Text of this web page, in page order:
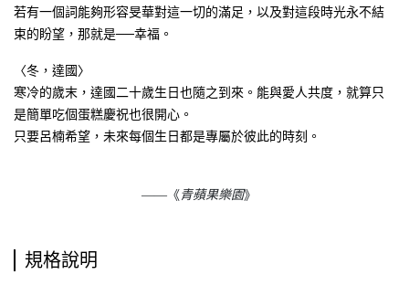
若有一個詞能夠形容旻華對這一切的滿足，以及對這段時光永不結
束的盼望，那就是──幸福。
〈冬，達國〉
寒冷的歲末，達國二十歲生日也隨之到來。能與愛人共度，就算只
是簡單吃個蛋糕慶祝也很開心。
只要呂楠希望，未來每個生日都是專屬於彼此的時刻。
——《 青蘋果樂園》
規格說明